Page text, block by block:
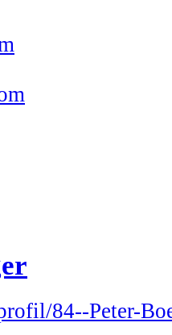
84--Peter-